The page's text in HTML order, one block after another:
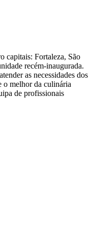
capitais: Fortaleza, São
recém-inaugurada.
as necessidades dos
o melhor da culinária
de profissionais